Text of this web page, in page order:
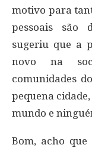
motivo para
pessoais são
sugeriu que a
novo na
comunidades
pequena
mundo e
Bom, acho que